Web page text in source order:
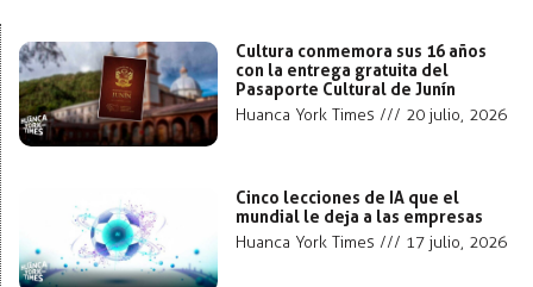
Cultura conmemora sus 16 años
con la entrega gratuita del
Pasaporte Cultural de Junín
Huanca York Times
20 julio, 2026
Cinco lecciones de IA que el
mundial le deja a las empresas
Huanca York Times
17 julio, 2026